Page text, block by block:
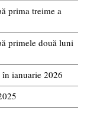
prima treime a
primele două luni
ianuarie 2026